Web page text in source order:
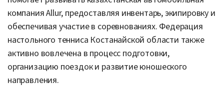
компания Allur, предоставляя инвентарь, экипировку и
обеспечивая участие в соревнованиях. Федерация
настольного тенниса Костанайской области также
активно вовлечена в процесс подготовки,
организацию поездок и развитие юношеского
направления.